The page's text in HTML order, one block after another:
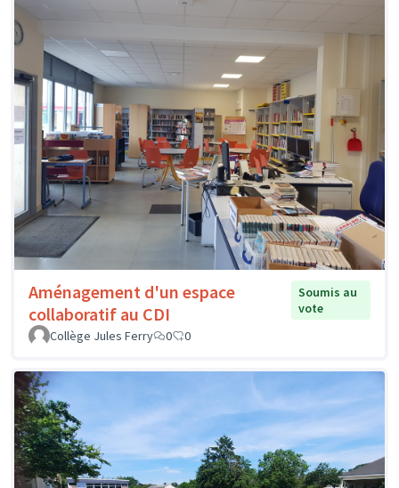
Aménagement d'un espace
collaboratif au CDI
Soumis au
vote
Collège Jules Ferry
0 0